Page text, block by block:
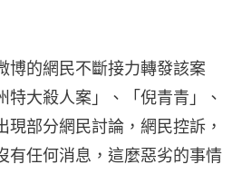
博的網民不斷接力轉發該案
特大殺人案」、「倪青青」、
現部分網民討論，網民控訴，
有任何消息，這麼惡劣的事情